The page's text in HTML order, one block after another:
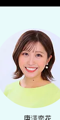
唐澤恋花